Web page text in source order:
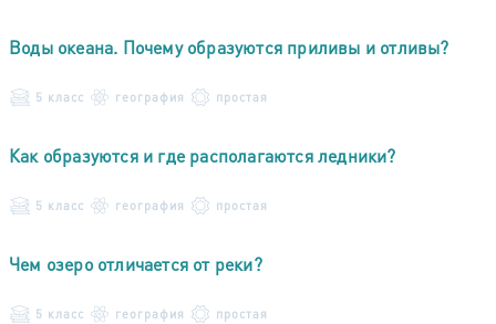
Воды океана. Почему образуются приливы и отливы?
5 класс география простая
Как образуются и где располагаются ледники?
5 класс география простая
Чем озеро отличается от реки?
5 класс география простая